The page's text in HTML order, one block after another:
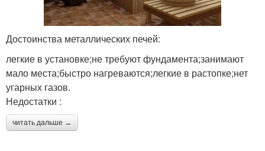
Достоинства металлических печей:
легкие в установке;не требуют фундамента;занимают
мало места;быстро нагреваются;легкие в растопке;нет
угарных газов.
Недостатки :
читать дальше →